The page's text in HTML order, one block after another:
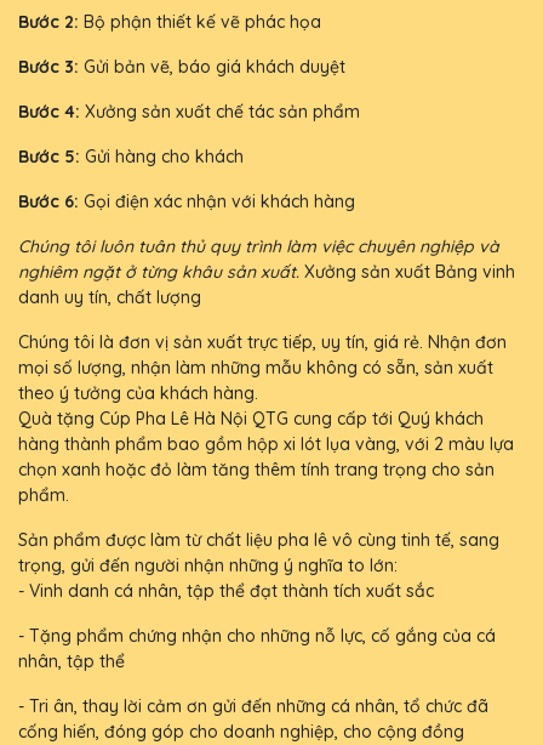
Bước 2: Bộ phận thiết kế vẽ phác họa
Bước 3: Gửi bản vẽ, báo giá khách duyệt
Bước 4: Xưởng sản xuất chế tác sản phẩm
Bước 5: Gửi hàng cho khách
Bước 6: Gọi điện xác nhận với khách hàng
Chúng tôi luôn tuân thủ quy trình làm việc chuyên nghiệp và
nghiêm ngặt ở từng khâu sản xuất. Xưởng sản xuất Bảng vinh
danh uy tín, chất lượng
Chúng tôi là đơn vị sản xuất trực tiếp, uy tín, giá rẻ. Nhận đơn
mọi số lượng, nhận làm những mẫu không có sẵn, sản xuất
theo ý tưởng của khách hàng.
Quà tặng Cúp Pha Lê Hà Nội QTG cung cấp tới Quý khách
hàng thành phẩm bao gồm hộp xi lót lụa vàng, với 2 màu lựa
chọn xanh hoặc đỏ làm tăng thêm tính trang trọng cho sản
phẩm.
Sản phẩm được làm từ chất liệu pha lê vô cùng tinh tế, sang
trọng, gửi đến người nhận những ý nghĩa to lớn:
- Vinh danh cá nhân, tập thể đạt thành tích xuất sắc
- Tặng phẩm chứng nhận cho những nỗ lực, cố gắng của cá
nhân, tập thể
- Tri ân, thay lời cảm ơn gửi đến những cá nhân, tổ chức đã
cống hiến, đóng góp cho doanh nghiệp, cho cộng đồng